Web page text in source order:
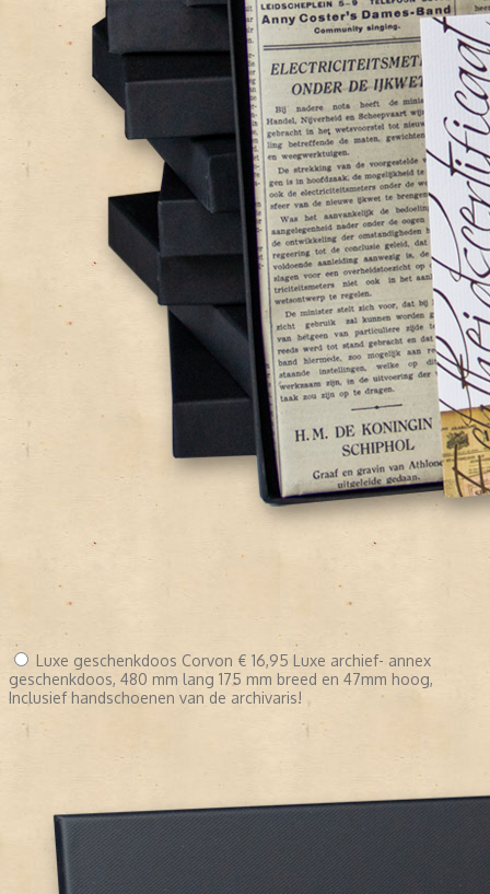
Luxe geschenkdoos Corvon € 16,95 Luxe archief- annex
geschenkdoos, 480 mm lang 175 mm breed en 47mm hoog,
Inclusief handschoenen van de archivaris!